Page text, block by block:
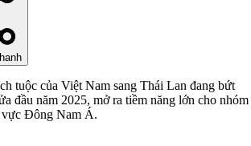
tuộc của Việt Nam sang Thái Lan đang bứt
đầu năm 2025, mở ra tiềm năng lớn cho nhóm
vực Đông Nam Á.